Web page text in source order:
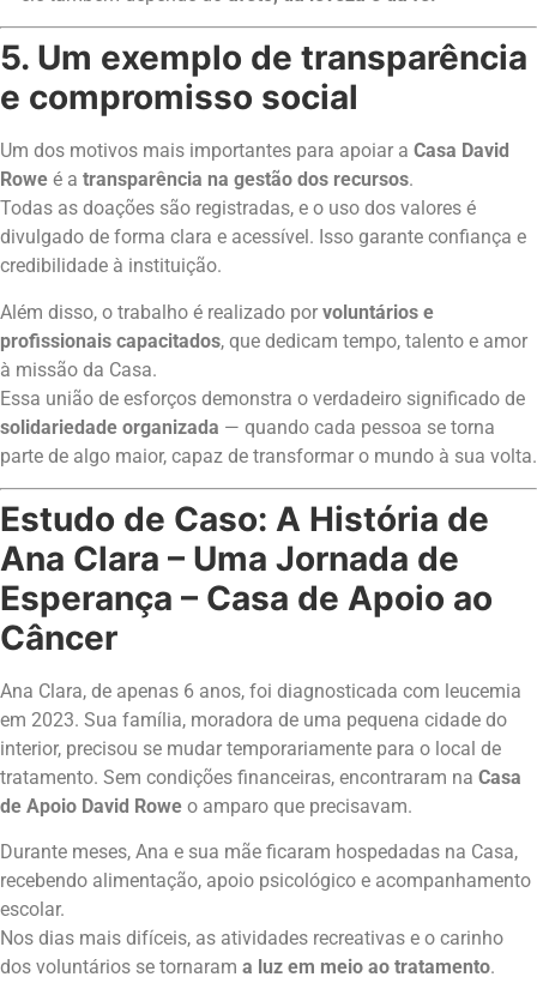
5. Um exemplo de transparência
e compromisso social
Um dos motivos mais importantes para apoiar a Casa David
Rowe é a transparência na gestão dos recursos.
Todas as doações são registradas, e o uso dos valores é
divulgado de forma clara e acessível. Isso garante confiança e
credibilidade à instituição.
Além disso, o trabalho é realizado por voluntários e
profissionais capacitados, que dedicam tempo, talento e amor
à missão da Casa.
Essa união de esforços demonstra o verdadeiro significado de
solidariedade organizada — quando cada pessoa se torna
parte de algo maior, capaz de transformar o mundo à sua volta.
Estudo de Caso: A História de
Ana Clara – Uma Jornada de
Esperança – Casa de Apoio ao
Câncer
Ana Clara, de apenas 6 anos, foi diagnosticada com leucemia
em 2023. Sua família, moradora de uma pequena cidade do
interior, precisou se mudar temporariamente para o local de
tratamento. Sem condições financeiras, encontraram na Casa
de Apoio David Rowe o amparo que precisavam.
Durante meses, Ana e sua mãe ficaram hospedadas na Casa,
recebendo alimentação, apoio psicológico e acompanhamento
escolar.
Nos dias mais difíceis, as atividades recreativas e o carinho
dos voluntários se tornaram a luz em meio ao tratamento.